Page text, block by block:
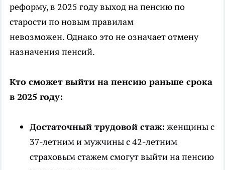
реформу, в 2025 году выход на пенсию по
старости по новым правилам
невозможен. Однако это не означает отмену
назначения пенсий.
Кто сможет выйти на пенсию раньше срока
в 2025 году:
Достаточный трудовой стаж: женщины с
37-летним и мужчины с 42-летним
страховым стажем смогут выйти на пенсию